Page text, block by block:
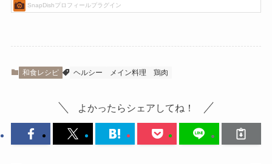
和食レシピ ヘルシー メイン料理 鶏肉
よかったらシェアしてね！